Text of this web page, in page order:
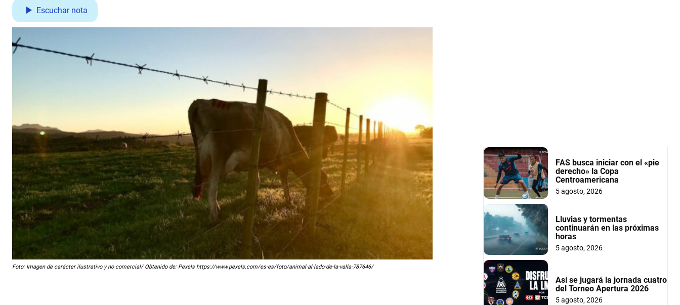
Escuchar nota
Foto: Imagen de carácter ilustrativo y no comercial/ Obtenido de: Pexels https://www.pexels.com/es-es/foto/animal-al-lado-de-la-valla-787646/
FAS busca iniciar con el «pie
derecho» la Copa
Centroamericana
5 agosto, 2026
Lluvias y tormentas
continuarán en las próximas
horas
5 agosto, 2026
Así se jugará la jornada cuatro
del Torneo Apertura 2026
5 agosto, 2026